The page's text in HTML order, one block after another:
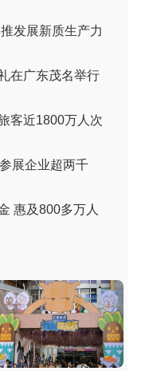
发展新质生产力
在广东茂名举行
客近1800万人次
展企业超两千
惠及800多万人